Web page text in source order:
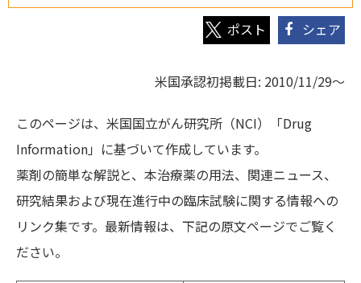
シェア
米国承認初掲載日: 2010/11/29～
このページは、米国国立がん研究所（NCI）「Drug
Information」に基づいて作成しています。
薬剤の簡単な解説と、本治療薬の用法、関連ニュース、
研究結果および現在進行中の臨床試験に関する情報への
リンク集です。最新情報は、下記の原文ページでご覧く
ださい。